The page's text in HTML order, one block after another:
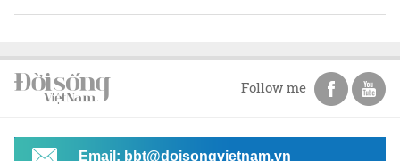
Follow me
Email: bbt@doisongvietnam.vn